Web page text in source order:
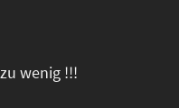
wenig !!!